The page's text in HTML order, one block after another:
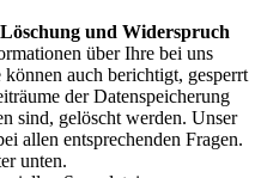
und Widerspruch
über Ihre bei uns
auch berichtigt, gesperrt
der Datenspeicherung
sind, gelöscht werden. Unser
allen entsprechenden Fragen.
unten.